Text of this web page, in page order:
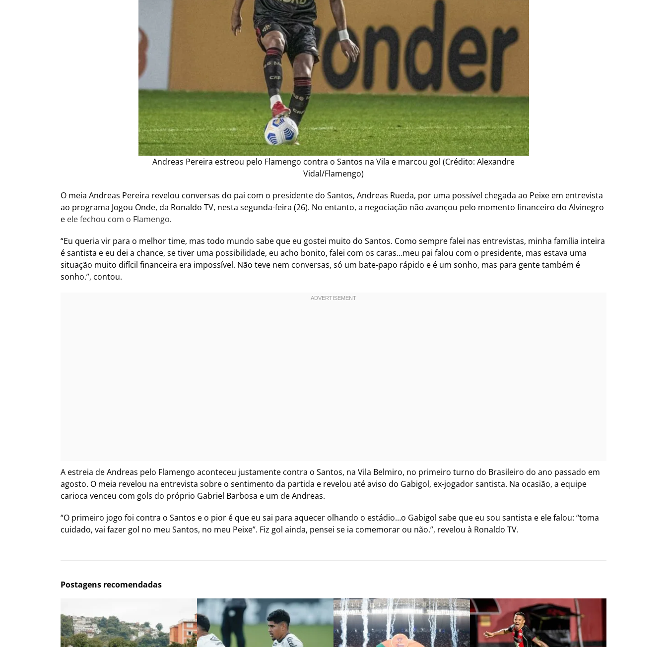
Andreas Pereira estreou pelo Flamengo contra o Santos na Vila e marcou gol (Crédito: Alexandre
Vidal/Flamengo)
O meia Andreas Pereira revelou conversas do pai com o presidente do Santos, Andreas Rueda, por uma possível chegada ao Peixe em entrevista
ao programa Jogou Onde, da Ronaldo TV, nesta segunda-feira (26). No entanto, a negociação não avançou pelo momento financeiro do Alvinegro
e ele fechou com o Flamengo.
“Eu queria vir para o melhor time, mas todo mundo sabe que eu gostei muito do Santos. Como sempre falei nas entrevistas, minha família inteira
é santista e eu dei a chance, se tiver uma possibilidade, eu acho bonito, falei com os caras…meu pai falou com o presidente, mas estava uma
situação muito difícil financeira era impossível. Não teve nem conversas, só um bate-papo rápido e é um sonho, mas para gente também é
sonho.”, contou.
A estreia de Andreas pelo Flamengo aconteceu justamente contra o Santos, na Vila Belmiro, no primeiro turno do Brasileiro do ano passado em
agosto. O meia revelou na entrevista sobre o sentimento da partida e revelou até aviso do Gabigol, ex-jogador santista. Na ocasião, a equipe
carioca venceu com gols do próprio Gabriel Barbosa e um de Andreas.
“O primeiro jogo foi contra o Santos e o pior é que eu sai para aquecer olhando o estádio…o Gabigol sabe que eu sou santista e ele falou: “toma
cuidado, vai fazer gol no meu Santos, no meu Peixe”. Fiz gol ainda, pensei se ia comemorar ou não.”, revelou à Ronaldo TV.
Postagens recomendadas